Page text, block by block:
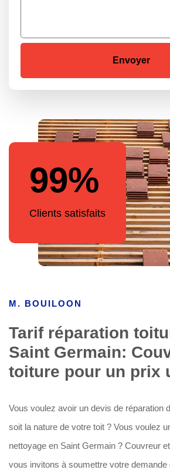
99%
Clients satisfaits
M. BOUILOON
Tarif réparation
Saint Germain:
toiture pour un prix
Vous voulez avoir un devis de réparation
soit la nature de votre toit ? Vous voulez
nettoyage en Saint Germain ? Couvreur
vous invitons à soumettre votre demande